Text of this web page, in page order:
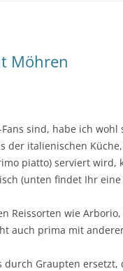
Möhren
sind, habe ich
der italienischen
piatto) serviert wird,
(unten findet Ihr eine
Reissorten wie
auch prima mit
durch Graupten